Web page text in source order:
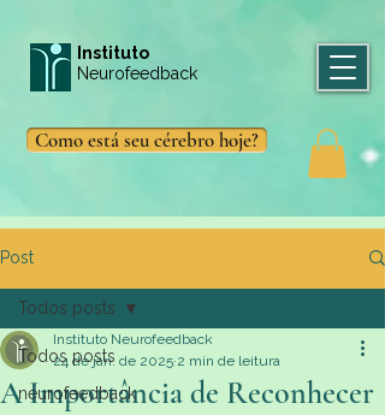
Instituto
Neurofeedback
Como está seu cérebro hoje?
Post
Todos posts
neurofeedback
Todos posts
A Importância de Reconhecer
Instituto Neurofeedback
24 de jan. de 2025 2 min de leitura